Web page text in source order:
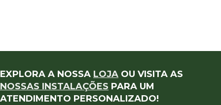
EXPLORA A NOSSA LOJA OU VISITA AS
NOSSAS INSTALAÇÕES PARA UM
ATENDIMENTO PERSONALIZADO!